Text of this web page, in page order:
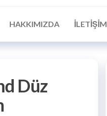
HAKKIMIZDA İLETIŞIM
Düz